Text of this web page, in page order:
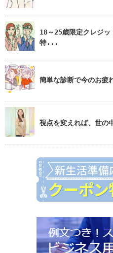
18～25歳限定クレジッ
特...
簡単な診断で今のお疲
視点を変えれば、世